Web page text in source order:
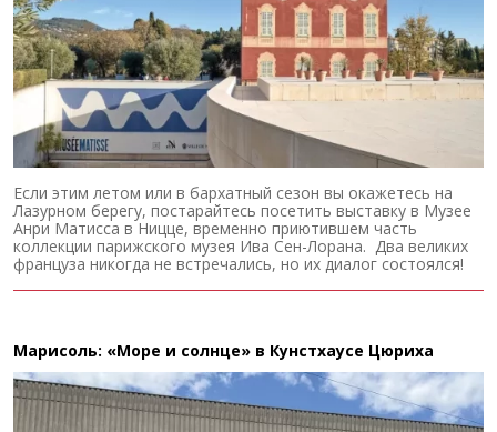
Если этим летом или в бархатный сезон вы окажетесь на
Лазурном берегу, постарайтесь посетить выставку в Музее
Анри Матисса в Ницце, временно приютившем часть
коллекции парижского музея Ива Сен-Лорана. Два великих
француза никогда не встречались, но их диалог состоялся!
Марисоль: «Море и солнце» в Кунстхаусе Цюриха